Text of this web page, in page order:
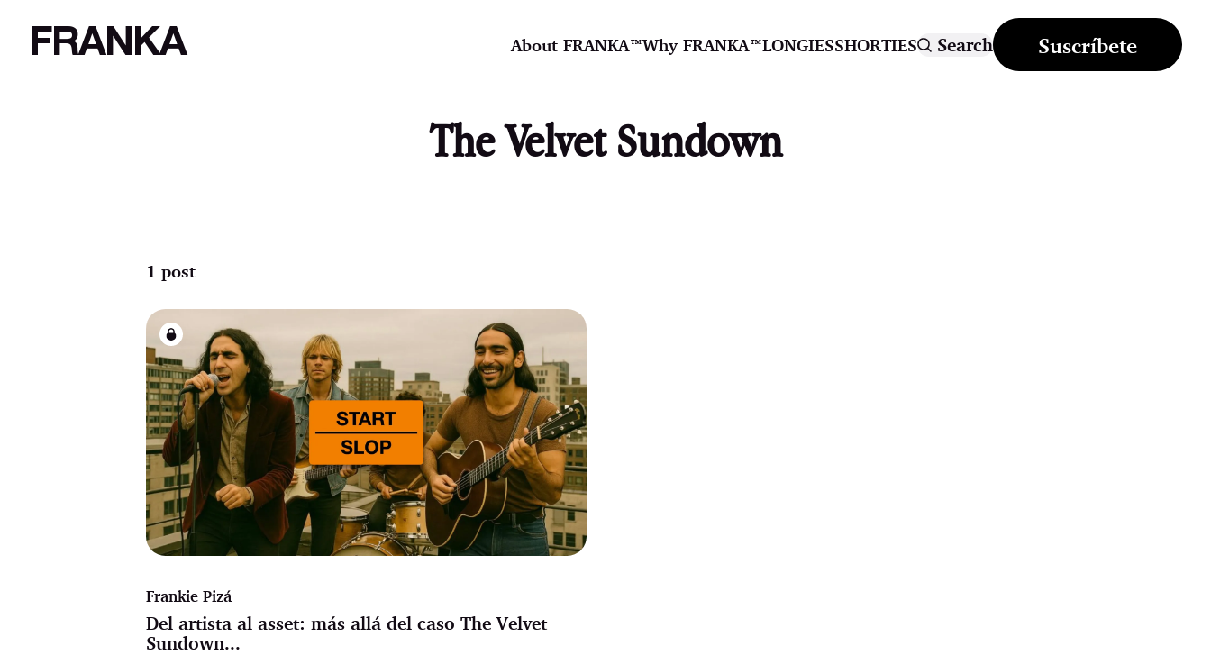
FRANKA About FRANKA™️Why FRANKA™️LONGIESSHORTIES Search Suscríbete
The Velvet Sundown
1 post
Frankie Pizá
Del artista al asset: más allá del caso The Velvet
Sundown...